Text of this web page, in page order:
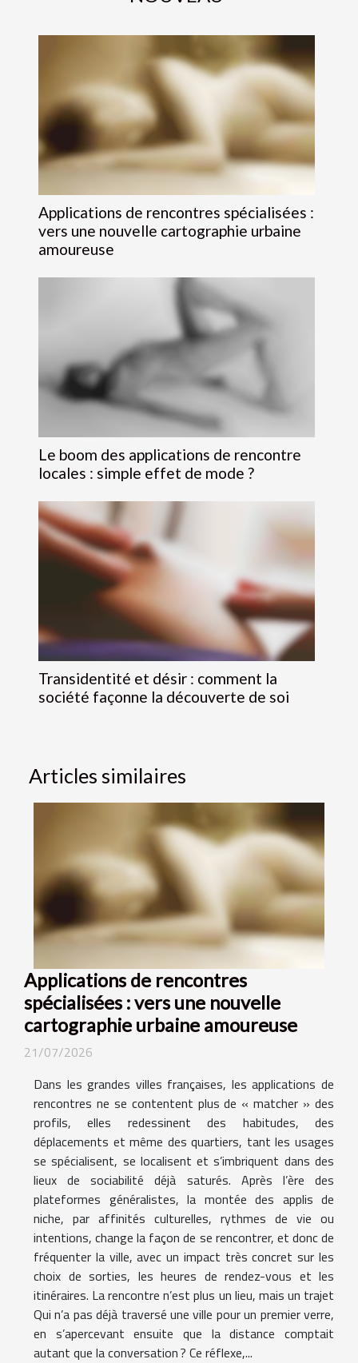
Applications de rencontres spécialisées :
vers une nouvelle cartographie urbaine
amoureuse
Le boom des applications de rencontre
locales : simple effet de mode ?
Transidentité et désir : comment la
société façonne la découverte de soi
Articles similaires
Applications de rencontres
spécialisées : vers une nouvelle
cartographie urbaine amoureuse
21/07/2026
Dans les grandes villes françaises, les applications de
rencontres ne se contentent plus de « matcher » des
profils, elles redessinent des habitudes, des
déplacements et même des quartiers, tant les usages
se spécialisent, se localisent et s’imbriquent dans des
lieux de sociabilité déjà saturés. Après l’ère des
plateformes généralistes, la montée des applis de
niche, par affinités culturelles, rythmes de vie ou
intentions, change la façon de se rencontrer, et donc de
fréquenter la ville, avec un impact très concret sur les
choix de sorties, les heures de rendez-vous et les
itinéraires. La rencontre n’est plus un lieu, mais un trajet
Qui n’a pas déjà traversé une ville pour un premier verre,
en s’apercevant ensuite que la distance comptait
autant que la conversation ? Ce réflexe,...